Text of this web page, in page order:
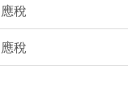
應稅
應稅